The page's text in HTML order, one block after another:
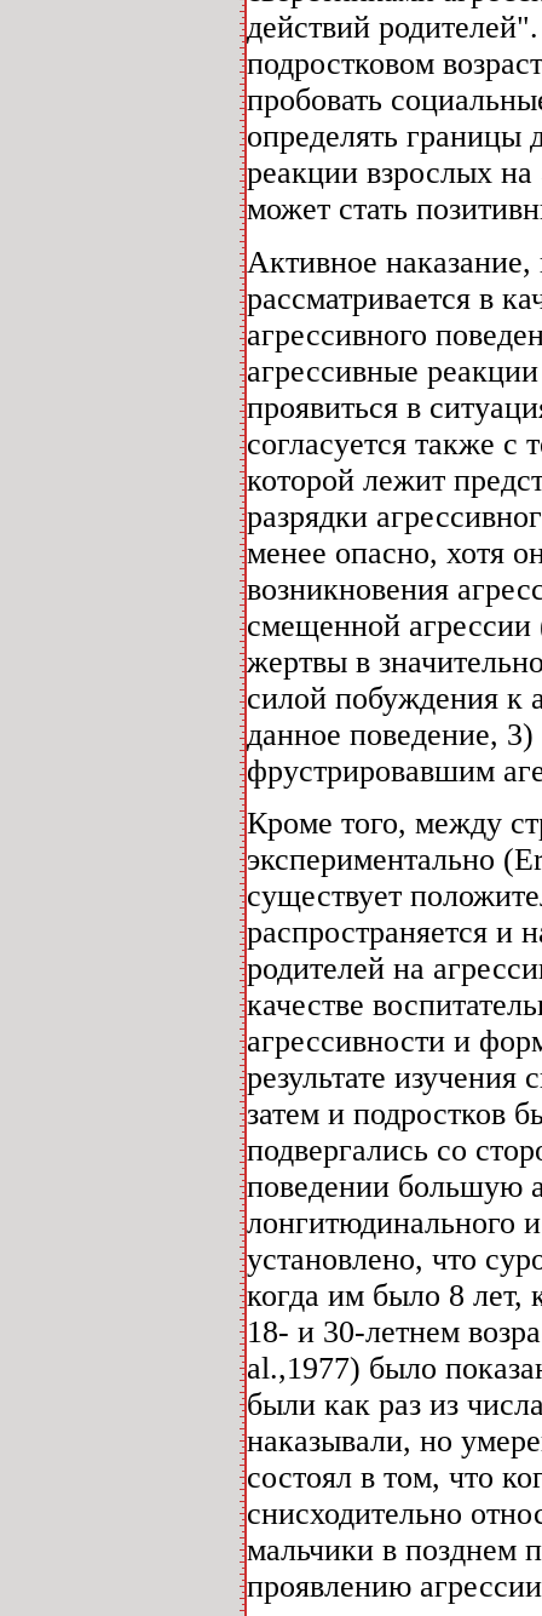
действий
подростковом
пробовать
определять границы
реакции взрослых
может стать
Активное
рассматривается в
агрессивного
агрессивные
проявиться в
согласуется также
которой лежит
разрядки
менее опасно, хотя
возникновения
смещенной агрессии
жертвы в
силой побуждения к
данное поведение,
фрустрировавшим
Кроме того, между
экспериментально
существует
распространяется и
родителей на
качестве
агрессивности и
результате изучения
затем и подростков
подвергались со
поведении большую
лонгитюдинального
установлено, что
когда им было 8 лет,
18- и 30-летнем
al.,1977) было
были как раз из
наказывали, но
состоял в том, что
снисходительно
мальчики в позднем
проявлению